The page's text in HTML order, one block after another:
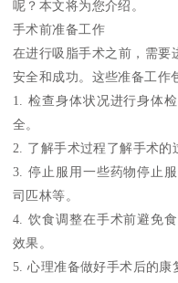
呢？本文将为您介绍。
手术前准备工作
在进行吸脂手术之前，需要
安全和成功。这些准备工作
1. 检查身体状况进行身体
全。
2. 了解手术过程了解手术的
3. 停止服用一些药物停止
司匹林等。
4. 饮食调整在手术前避免
效果。
5. 心理准备做好手术后的康